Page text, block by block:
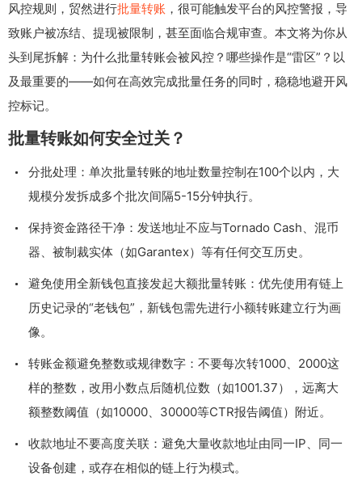
风控规则，贸然进行批量转账 ，很可能触发平台的风控警报，导
致账户被冻结、提现被限制，甚至面临合规审查。本文将为你从
头到尾拆解：为什么批量转账会被风控？哪些操作是“雷区”？以
及最重要的——如何在高效完成批量任务的同时，稳稳地避开风
控标记。
批量转账如何安全过关？
分批处理：单次批量转账的地址数量控制在100个以内，大
规模分发拆成多个批次间隔5-15分钟执行。
保持资金路径干净：发送地址不应与Tornado Cash、混币
器、被制裁实体（如Garantex）等有任何交互历史。
避免使用全新钱包直接发起大额批量转账：优先使用有链上
历史记录的“老钱包”，新钱包需先进行小额转账建立行为画
像。
转账金额避免整数或规律数字：不要每次转1000、2000这
样的整数，改用小数点后随机位数（如1001.37），远离大
额整数阈值（如10000、30000等CTR报告阈值）附近。
收款地址不要高度关联：避免大量收款地址由同一IP、同一
设备创建，或存在相似的链上行为模式。